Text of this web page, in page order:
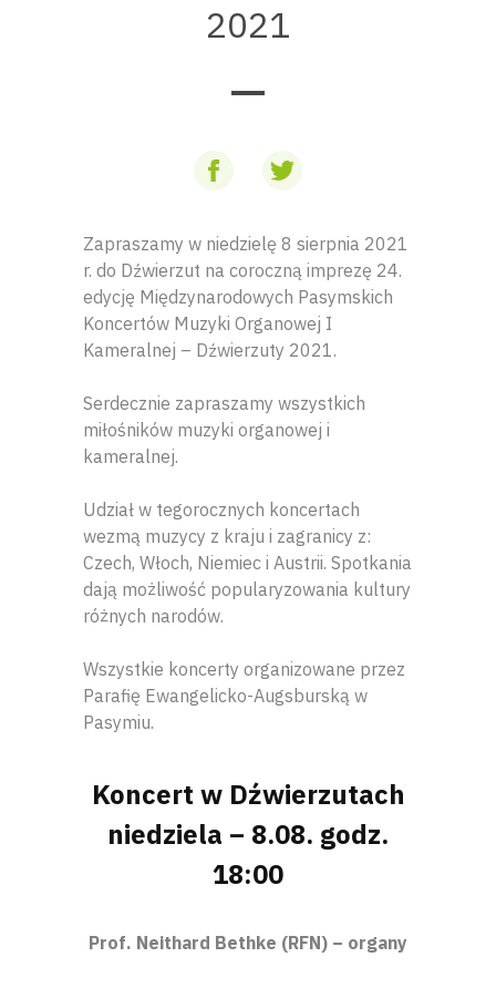
2021
Zapraszamy w niedzielę 8 sierpnia 2021
r. do Dźwierzut na coroczną imprezę 24.
edycję Międzynarodowych Pasymskich
Koncertów Muzyki Organowej I
Kameralnej – Dźwierzuty 2021.
Serdecznie zapraszamy wszystkich
miłośników muzyki organowej i
kameralnej.
Udział w tegorocznych koncertach
wezmą muzycy z kraju i zagranicy z:
Czech, Włoch, Niemiec i Austrii. Spotkania
dają możliwość popularyzowania kultury
różnych narodów.
Wszystkie koncerty organizowane przez
Parafię Ewangelicko-Augsburską w
Pasymiu.
Koncert w Dźwierzutach
niedziela – 8.08. godz.
18:00
Prof. Neithard Bethke (RFN) – organy